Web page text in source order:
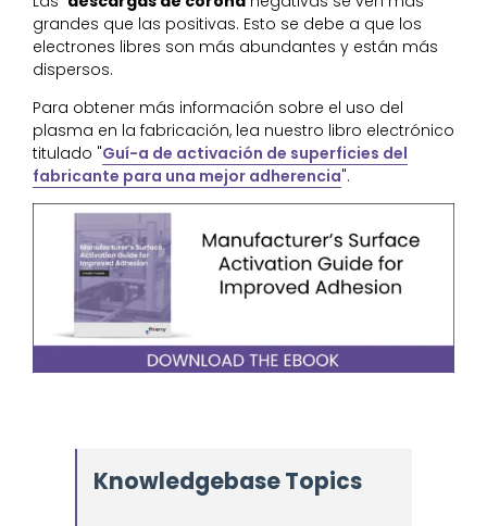
grandes que las positivas. Esto se debe a que los
electrones libres son más abundantes y están más
dispersos.
Para obtener más información sobre el uso del
plasma en la fabricación, lea nuestro libro electrónico
titulado "Guí-a de activación de superficies del
fabricante para una mejor adherencia".
Knowledgebase Topics